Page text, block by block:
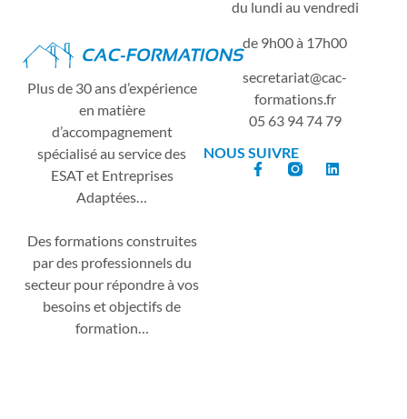
Plus de 30 ans d’expérience
en matière
d’accompagnement
spécialisé au service des
ESAT et Entreprises
Adaptées…
Des formations construites
par des professionnels du
secteur pour répondre à vos
besoins et objectifs de
formation…
du lundi au vendredi
de 9h00 à 17h00
secretariat
cac-
formations.fr
05 63 94 74 79
NOUS SUIVRE